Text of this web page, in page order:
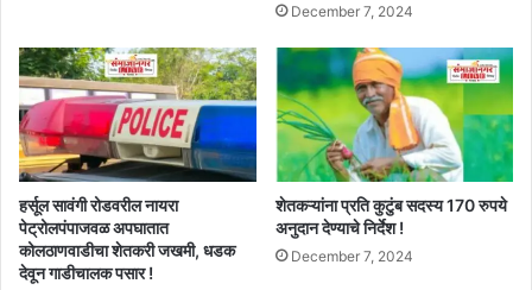
December 7, 2024
हर्सूल सावंगी रोडवरील नायरा
पेट्रोलपंपाजवळ अपघातात
कोलठाणवाडीचा शेतकरी जखमी, धडक
देवून गाडीचालक पसार !
शेतकऱ्यांना प्रति कुटुंब सदस्य 170 रुपये
अनुदान देण्याचे निर्देश !
December 7, 2024